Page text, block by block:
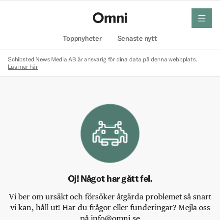
Toppnyheter Senaste nytt
meny
Schibsted News Media AB är ansvarig för dina data på denna webbplats.
Läs mer här
Oj! Något har gått fel.
Vi ber om ursäkt och försöker åtgärda problemet så snart
vi kan, håll ut! Har du frågor eller funderingar? Mejla oss